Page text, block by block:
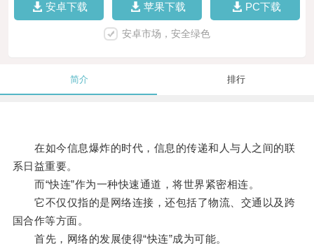
安卓下载 苹果下载 PC下载
安卓市场，安全绿色
简介 排行
在如今信息爆炸的时代，信息的传递和人与人之间的联
系日益重要。
而“快连”作为一种快速通道，将世界紧密相连。
它不仅仅指的是网络连接，还包括了物流、交通以及跨
国合作等方面。
首先，网络的发展使得“快连”成为可能。